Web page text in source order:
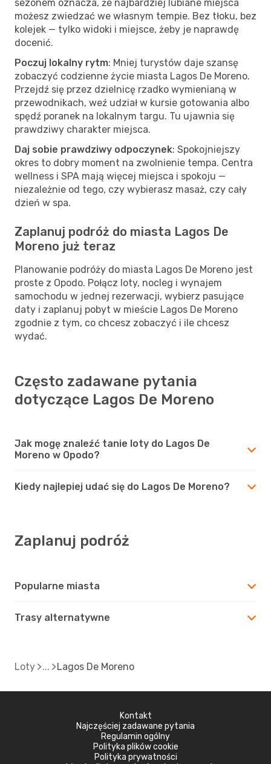
sezonem oznacza, że najbardziej lubiane miejsca
możesz zwiedzać we własnym tempie. Bez tłoku, bez
kolejek — tylko widoki i miejsce, żeby je naprawdę
docenić.
Poczuj lokalny rytm: Mniej turystów daje szansę
zobaczyć codzienne życie miasta Lagos De Moreno.
Przejdź się przez dzielnicę rzadko wymienianą w
przewodnikach, weź udział w kursie gotowania albo
spędź poranek na lokalnym targu. Tu ujawnia się
prawdziwy charakter miejsca.
Daj sobie prawdziwy odpoczynek: Spokojniejszy
okres to dobry moment na zwolnienie tempa. Centra
wellness i SPA mają więcej miejsca i spokoju —
niezależnie od tego, czy wybierasz masaż, czy cały
dzień w spa.
Zaplanuj podróż do miasta Lagos De
Moreno już teraz
Planowanie podróży do miasta Lagos De Moreno jest
proste z Opodo. Połącz loty, nocleg i wynajem
samochodu w jednej rezerwacji, wybierz pasujące
daty i zaplanuj pobyt w mieście Lagos De Moreno
zgodnie z tym, co chcesz zobaczyć i ile chcesz
wydać.
Często zadawane pytania
dotyczące Lagos De Moreno
Jak mogę znaleźć tanie loty do Lagos De
Moreno w Opodo?
Kiedy najlepiej udać się do Lagos De Moreno?
Zaplanuj podróż
Popularne miasta
Trasy alternatywne
Loty Lagos De Moreno
Kontakt
Najczęściej zadawane pytania
Regulamin ogólny
Polityka plików cookie
Polityka prywatności